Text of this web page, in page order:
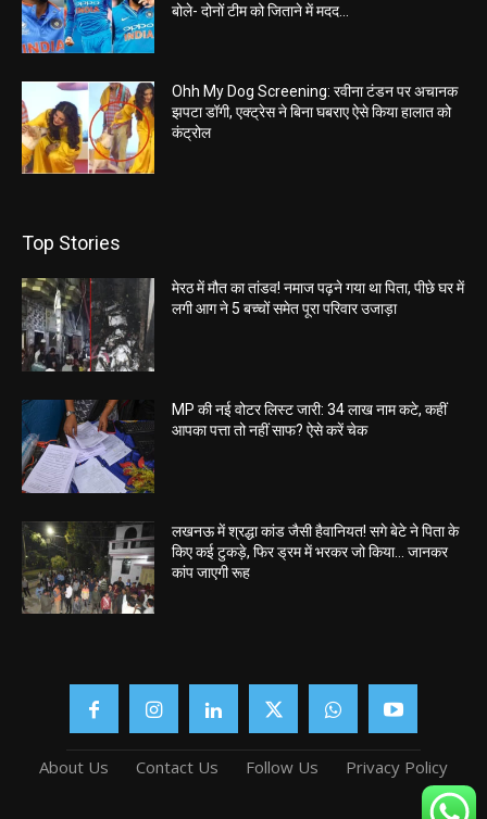
बोले- दोनों टीम को जिताने में मदद...
Ohh My Dog Screening: रवीना टंडन पर अचानक
झपटा डॉगी, एक्ट्रेस ने बिना घबराए ऐसे किया हालात को
कंट्रोल
Top Stories
मेरठ में मौत का तांडव! नमाज पढ़ने गया था पिता, पीछे घर में
लगी आग ने 5 बच्चों समेत पूरा परिवार उजाड़ा
MP की नई वोटर लिस्ट जारी: 34 लाख नाम कटे, कहीं
आपका पत्ता तो नहीं साफ? ऐसे करें चेक
लखनऊ में श्रद्धा कांड जैसी हैवानियत! सगे बेटे ने पिता के
किए कई टुकड़े, फिर ड्रम में भरकर जो किया… जानकर
कांप जाएगी रूह
About Us Contact Us Follow Us Privacy Policy